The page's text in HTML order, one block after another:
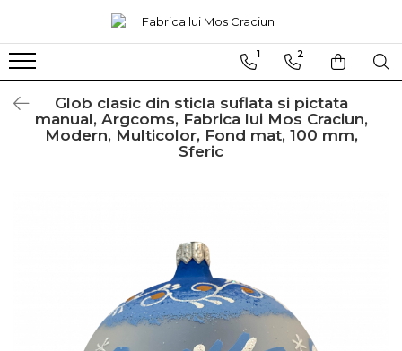
Ø120
Ø100
Sferice
Ovale
1 2
Glob clasic din sticla suflata si pictata
manual, Argcoms, Fabrica lui Mos Craciun,
Modern, Multicolor, Fond mat, 100 mm,
Sferic